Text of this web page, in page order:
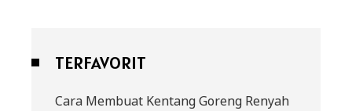
TERFAVORIT
Cara Membuat Kentang Goreng Renyah